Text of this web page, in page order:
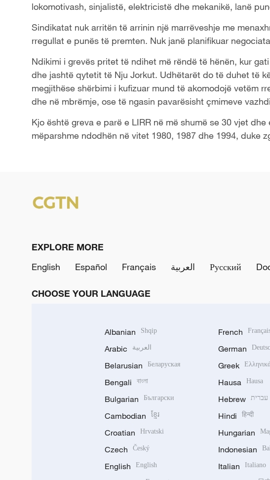
lokomotivash, sinjalistë, elektricistë dhe mekanikë, lanë
Sindikatat nuk arritën të arrinin një marrëveshje me
rregullat e punës të premten. Nuk janë planifikuar
Ndikimi i grevës pritet të ndihet më rëndë të hënën, kur
dhe jashtë qytetit të Nju Jorkut. Udhëtarët do të duhet të
megjithëse shërbimi i kufizuar mund të akomodojë vetëm
dhe në mbrëmje, ose të ngasin pavarësisht çmimeve
Kjo është greva e parë e LIRR në më shumë se 30 vjet
mëparshme ndodhën në vitet 1980, 1987 dhe 1994, duke
EXPLORE MORE
English
Español Français العربية Русский
CHOOSE YOUR LANGUAGE
Albanian Shqip
Arabic العربية
Belarusian Беларуская
Bengali বাংলা
Bulgarian Български
Cambodian ខ្មែរ
Croatian Hrvatski
Czech Český
English English
French
German
Greek
Hausa Hausa
Hebrew עברית
Hindi हिन्दी
Hungarian
Indonesian
Italian Italiano